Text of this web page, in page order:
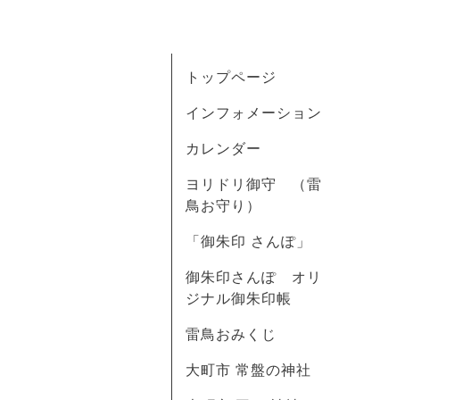
トップページ
インフォメーション
カレンダー
ヨリドリ御守 （雷
鳥お守り）
「御朱印 さんぽ」
御朱印さんぽ オリ
ジナル御朱印帳
雷鳥おみくじ
大町市 常盤の神社